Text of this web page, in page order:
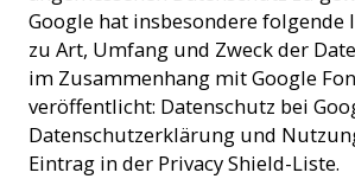
Google hat insbesondere
zu Art, Umfang und Zweck der
im Zusammenhang mit Google
veröffentlicht: Datenschutz bei
Datenschutzerklärung und
Eintrag in der Privacy Shield-Liste.